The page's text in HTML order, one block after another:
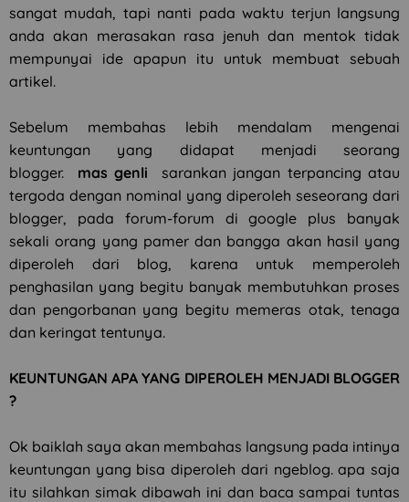
sangat mudah, tapi nanti pada waktu terjun langsung
anda akan merasakan rasa jenuh dan mentok tidak
mempunyai ide apapun itu untuk membuat sebuah
artikel.
Sebelum membahas lebih mendalam mengenai
keuntungan yang didapat menjadi seorang
blogger.
mas genli
sarankan jangan terpancing atau
tergoda dengan nominal yang diperoleh seseorang dari
blogger, pada forum-forum di google plus banyak
sekali orang yang pamer dan bangga akan hasil yang
diperoleh dari blog, karena untuk memperoleh
penghasilan yang begitu banyak membutuhkan proses
dan pengorbanan yang begitu memeras otak, tenaga
dan keringat tentunya.
KEUNTUNGAN APA YANG DIPEROLEH MENJADI BLOGGER
?
Ok baiklah saya akan membahas langsung pada intinya
keuntungan yang bisa diperoleh dari ngeblog. apa saja
itu silahkan simak dibawah ini dan baca sampai tuntas